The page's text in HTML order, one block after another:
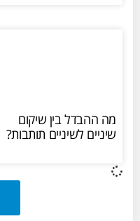
מה ההבדל בין שיקום
שיניים לשיניים תותבות?